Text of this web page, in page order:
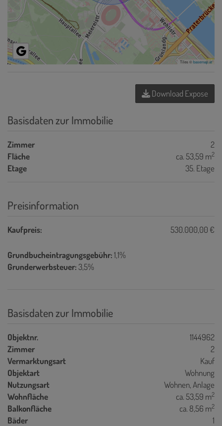
Tiles ©basemap.at
Download Expose
Basisdaten zur Immobilie
Zimmer
2
Fläche
ca. 53,59 m2
Etage 35. Etage
Preisinformation
Kaufpreis: 530.000,00 €
Grundbucheintragungsgebühr:1,1%
Grunderwerbsteuer:3,5%
Basisdaten zur Immobilie
Objektnr.
1144962
Zimmer
2
Vermarktungsart
Kauf
Objektart
Wohnung
Nutzungsart
Wohnen Anlage
Wohnfläche
ca. 53,59 m2
Balkonfläche ca. 8,56 m2
Bäder
1